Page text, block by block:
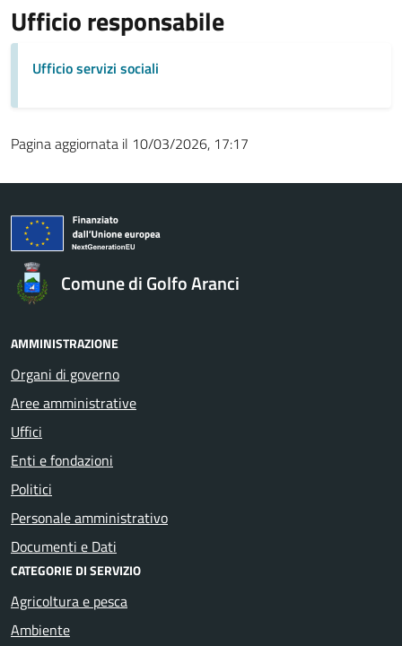
Ufficio responsabile
Ufficio servizi sociali
Pagina aggiornata il 10/03/2026, 17:17
Comune di Golfo Aranci
AMMINISTRAZIONE
Organi di governo
Aree amministrative
Uffici
Enti e fondazioni
Politici
Personale amministrativo
Documenti e Dati
CATEGORIE DI SERVIZIO
Agricoltura e pesca
Ambiente